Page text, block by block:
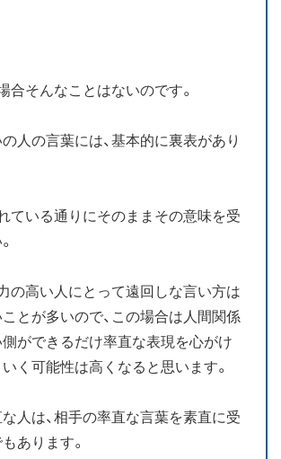
合そんなことはないのです。
人の言葉には、基本的に裏表があり
ている通りにそのままその意味を受
の高い人にとって遠回しな言い方は
とが多いので、この場合は人間関係
ができるだけ率直な表現を心がけ
く可能性は高くなると思います。
人は、相手の率直な言葉を素直に受
あります。